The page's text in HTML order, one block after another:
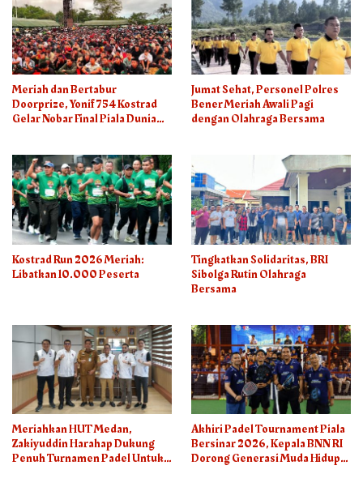
Meriah dan Bertabur
Doorprize, Yonif 754 Kostrad
Gelar Nobar Final Piala Dunia
Jumat Sehat, Personel Polres
Bener Meriah Awali Pagi
dengan Olahraga Bersama
Kostrad Run 2026 Meriah:
Libatkan 10.000 Peserta
Tingkatkan Solidaritas, BRI
Sibolga Rutin Olahraga
Bersama
Meriahkan HUT Medan,
Zakiyuddin Harahap Dukung
Penuh Turnamen Padel Untuk
Akhiri Padel Tournament Piala
Bersinar 2026, Kepala BNN RI
Dorong Generasi Muda Hidup